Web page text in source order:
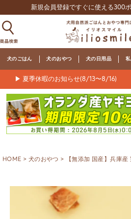
新規会員登録ですぐに使える300
犬のごはん 犬のおやつ 犬の日用品
▶ 夏季休暇のお知らせ(8/13〜8/16)
HOME 犬のおやつ 【無添加 国産】兵庫産